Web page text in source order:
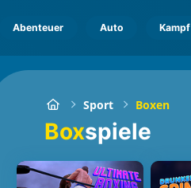
Abenteuer Auto Kampf
Sport Boxen
Boxspiele